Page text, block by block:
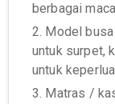
berbagai
2. Model
untuk surpet,
untuk
3. Matras /